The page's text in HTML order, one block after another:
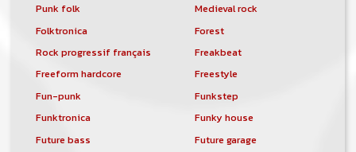
Punk folk
Medieval rock
Folktronica
Forest
Rock progressif français
Freakbeat
Freeform hardcore
Freestyle
Fun-punk
Funkstep
Funktronica
Funky house
Future bass
Future garage